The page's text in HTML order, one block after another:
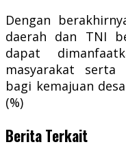
Dengan
daerah dan TNI
dapat
masyarakat serta
bagi kemajuan
(%)
Berita Terkait